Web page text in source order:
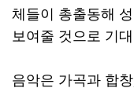
체들이 총출동해
보여줄 것으로 기
음악은 가곡과 합창